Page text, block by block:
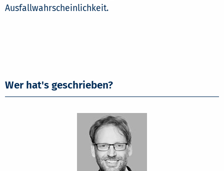
Ausfallwahrscheinlichkeit.
Wer hat's geschrieben?